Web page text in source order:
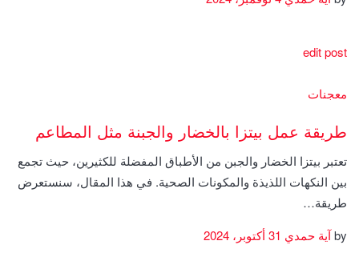
edit post
معجنات
طريقة عمل بيتزا بالخضار والجبنة مثل المطاعم
تعتبر بيتزا الخضار والجبن من الأطباق المفضلة للكثيرين، حيث تجمع
بين النكهات اللذيذة والمكونات الصحية. في هذا المقال، سنستعرض
طريقة…
byآية حمدي